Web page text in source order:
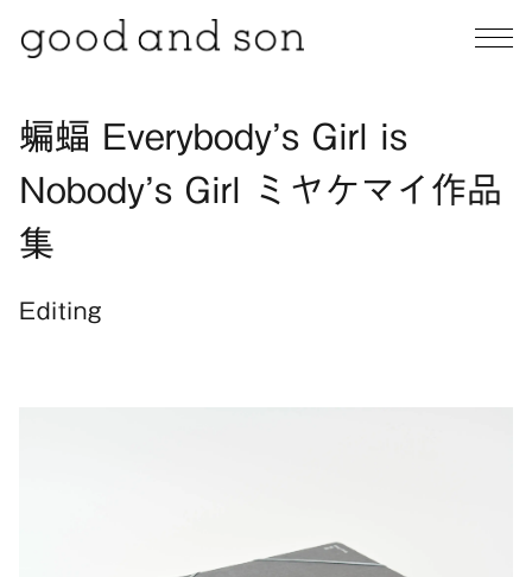
蝙蝠 Everybody’s Girl is
Nobody’s Girl ミヤケマイ作品
集
Editing